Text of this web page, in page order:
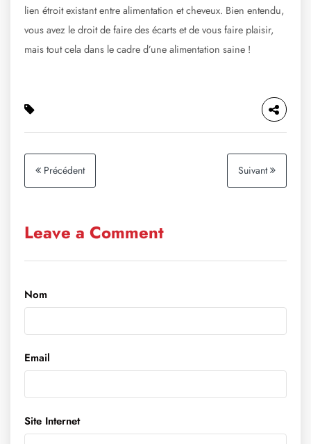
lien étroit existant entre alimentation et cheveux. Bien entendu,
vous avez le droit de faire des écarts et de vous faire plaisir,
mais tout cela dans le cadre d’une alimentation saine !
Précédent Suivant
Leave a Comment
Nom
Email
Site Internet